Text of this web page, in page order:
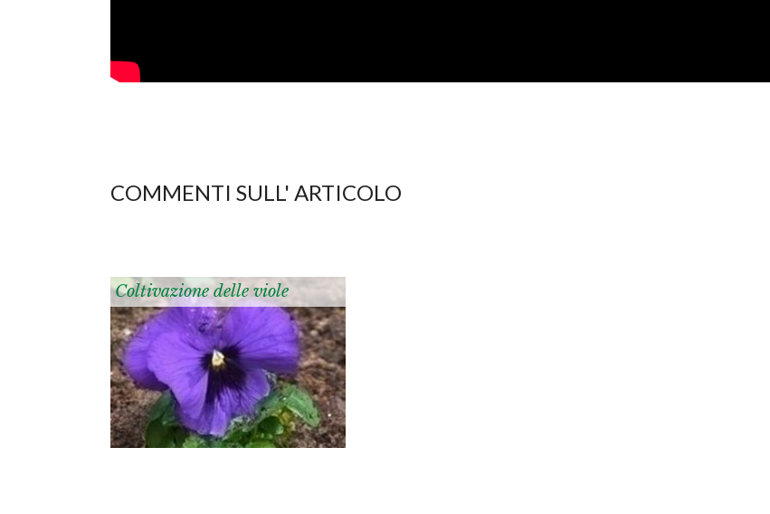
COMMENTI SULL' ARTICOLO
Coltivazione delle viole